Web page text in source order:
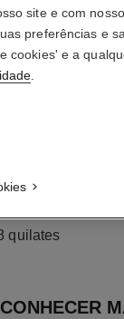
quilates
CONHECER
site e com
preferências e
cookies' e a